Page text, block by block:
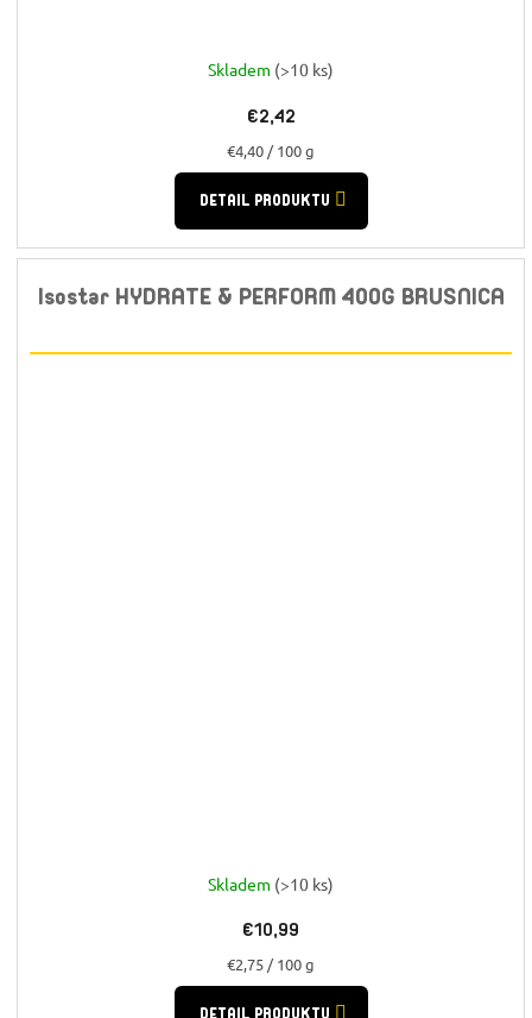
Skladem (>10 ks)
€2,42
Jednotková
cena:
€4,40 / 100 g
DETAIL PRODUKTU
Isostar HYDRATE & PERFORM 400G BRUSNICA
Skladem (>10 ks)
€10,99
Jednotková
cena:
€2,75 / 100 g